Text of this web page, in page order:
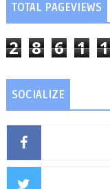
TOTAL PAGEVIEWS
2 8 6 1 1
SOCIALIZE